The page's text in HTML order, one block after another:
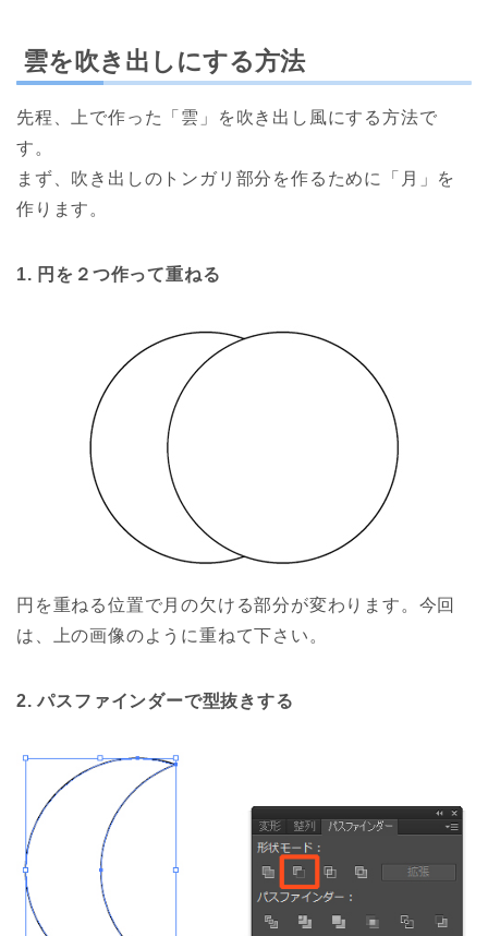
雲を吹き出しにする方法
先程、上で作った「雲」を吹き出し風にする方法で
す。
まず、吹き出しのトンガリ部分を作るために「月」を
作ります。
1. 円を２つ作って重ねる
円を重ねる位置で月の欠ける部分が変わります。今回
は、上の画像のように重ねて下さい。
2. パスファインダーで型抜きする